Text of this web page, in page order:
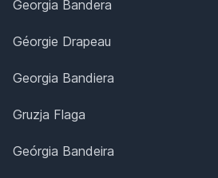
Georgia Bandera
Géorgie Drapeau
Georgia Bandiera
Gruzja Flaga
Geórgia Bandeira